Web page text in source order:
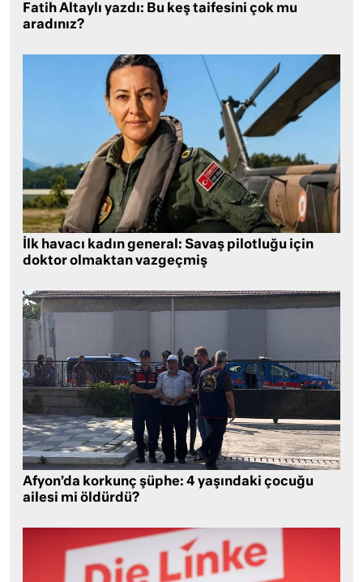
Fatih Altaylı yazdı: Bu keş taifesini çok mu
aradınız?
İlk havacı kadın general: Savaş pilotluğu için
doktor olmaktan vazgeçmiş
Afyon’da korkunç şüphe: 4 yaşındaki çocuğu
ailesi mi öldürdü?